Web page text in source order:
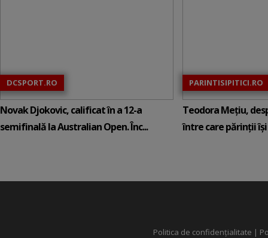
DCSPORT.RO
Novak Djokovic, calificat în a 12-a
semifinală la Australian Open. Înc...
PARINTISIPITICI.RO
Teodora Mețiu,
între care părinții își
Politica de confidențialitate |